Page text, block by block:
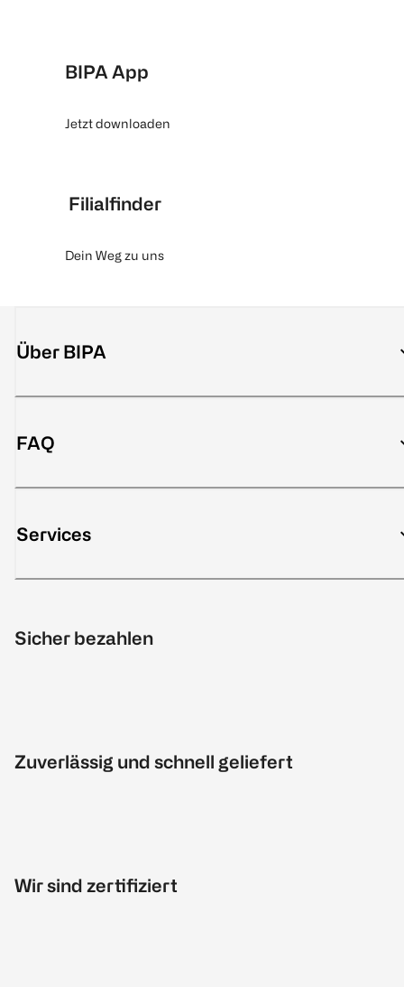
BIPA App
Jetzt downloaden
Filialfinder
Dein Weg zu uns
Über BIPA
FAQ
Services
Sicher bezahlen
Zuverlässig und schnell geliefert
Wir sind zertifiziert